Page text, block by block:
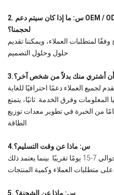
2. س: ما إذا كان سيتم دعم OEM / ODM؟ هل يمكنك تصميم المعدات وفقًا
لحجمنا؟
لمتطلبات العملاء، ويمكننا تقديم
أن أشتري منك بدلاً من شخص آخر؟
لجميع العملاء دعمًا احترافيًا للغاية
وفرق الخدمة. ثانيًا، يتمتع
الرئيسيون بأكثر من 20 عامًا من الخبرة في تطوير معدات توزيع
4.س: ماذا عن وقت التسليم؟
ج: بشكل عام، وقت التسليم لدينا هو حوالي 7-15 يومًا تقريبًا. بينما يعتمد ذلك
5. س: ماذا عن الشحنة؟